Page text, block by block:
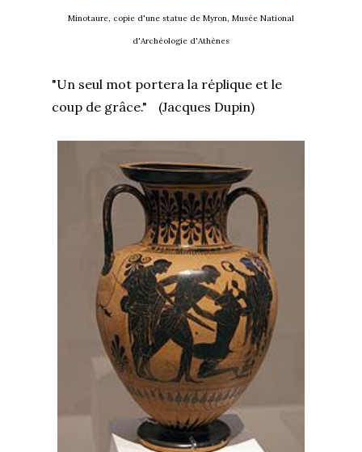
Minotaure, copie d'une statue de Myron, Musée National
d'Archéologie d'Athènes
"Un seul mot portera la réplique et le
coup de grâce." (Jacques Dupin)